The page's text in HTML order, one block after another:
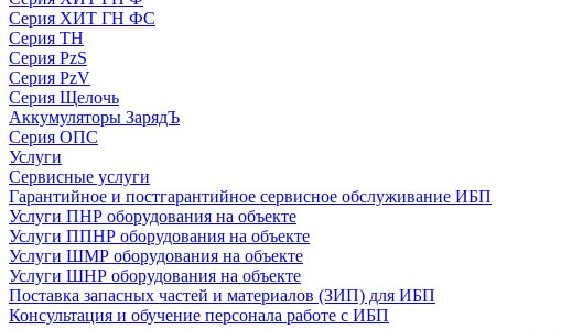
Серия ХИТ ГН ФС
Серия ТН
Серия PzS
Серия PzV
Серия Щелочь
Аккумуляторы ЗарядЪ
Серия ОПС
Услуги
Сервисные услуги
Гарантийное и постгарантийное сервисное обслуживание ИБП
Услуги ПНР оборудования на объекте
Услуги ППНР оборудования на объекте
Услуги ШМР оборудования на объекте
Услуги ШНР оборудования на объекте
Поставка запасных частей и материалов (ЗИП) для ИБП
Консультация и обучение персонала работе с ИБП